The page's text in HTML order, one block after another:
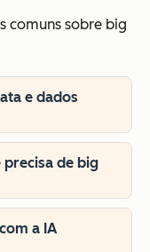
comuns sobre big
e dados
de big
a IA